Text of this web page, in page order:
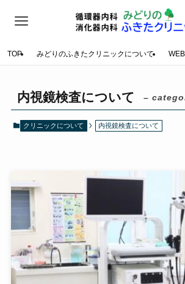
TOP みどりのふきたクリニックについて
内視鏡検査について –
クリニックについて 内視鏡検査について